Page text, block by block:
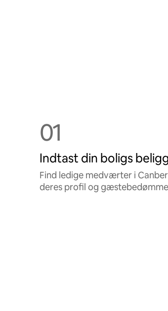
01
Indtast din boligs
Find ledige medværter i
deres profil og